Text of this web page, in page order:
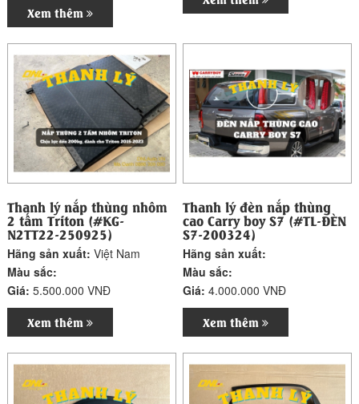
Xem thêm
Thanh lý nắp thùng nhôm
2 tấm Triton (#KG-
N2TT22-250925)
Hãng sản xuất:Việt Nam
Màu sắc:
Giá:5.500.000 VNĐ
Xem thêm
Thanh lý đèn nắp thùng
cao Carry boy S7 (#TL-ĐÈN
S7-200324)
Hãng sản xuất:
Màu sắc:
Giá:4.000.000 VNĐ
Xem thêm